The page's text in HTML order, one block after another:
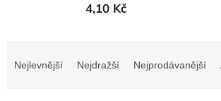
4,10 Kč
Nejlevnější Nejdražší Nejprodávanější